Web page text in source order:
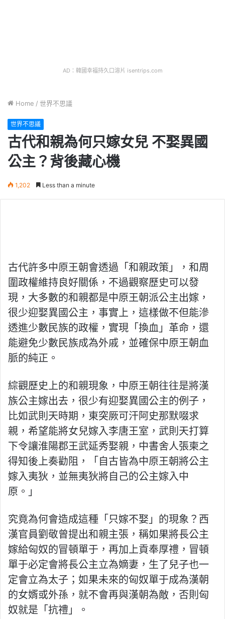
AD：韓國幸福持久口溶片 isentrips.com
Home / 世界不思議
世界不思議
古代和親為何只嫁女兒 不娶異國
公主？背後藏心機
1,202 Less than a minute
古代許多中原王朝會透過「和親政策」，和周
圍政權維持良好關係，不過觀察歷史可以發
現，大多數的和親都是中原王朝派公主出嫁，
很少迎娶異國公主，事實上，這樣做不但能滲
透進少數民族的政權，實現「換血」革命，還
能避免少數民族成為外戚，並確保中原王朝血
脈的純正。
綜觀歷史上的和親現象，中原王朝往往是將漢
族公主嫁出去，很少有迎娶異國公主的例子，
比如武則天時期，東突厥可汗阿史那默啜求
親，希望能將女兒嫁入李唐王室，武則天打算
下令讓淮陽郡王武延秀娶親，中書舍人張柬之
得知後上奏勸阻，「自古皆為中原王朝將公主
嫁入夷狄，並無夷狄將自己的公主嫁入中
原。」
究竟為何會造成這種「只嫁不娶」的現象？西
漢官員劉敬曾提出和親主張，稱如果將長公主
嫁給匈奴的冒頓單于，再加上貢奉厚禮，冒頓
單于必定會將長公主立為嫡妻，生了兒子也一
定會立為太子；如果未來的匈奴單于成為漢朝
的女婿或外孫，就不會再與漢朝為敵，否則匈
奴就是「抗禮」。